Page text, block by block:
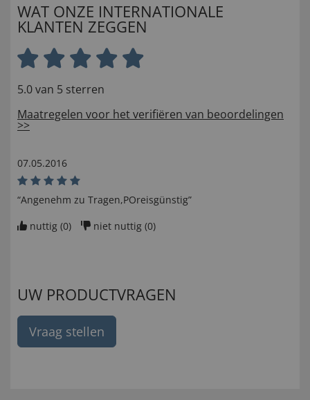
WAT ONZE INTERNATIONALE
KLANTEN ZEGGEN
5.0 van 5 sterren
Maatregelen voor het verifiëren van beoordelingen
>>
07.05.2016
“Angenehm zu Tragen,POreisgünstig”
nuttig (0) niet nuttig (0)
UW PRODUCTVRAGEN
Vraag stellen